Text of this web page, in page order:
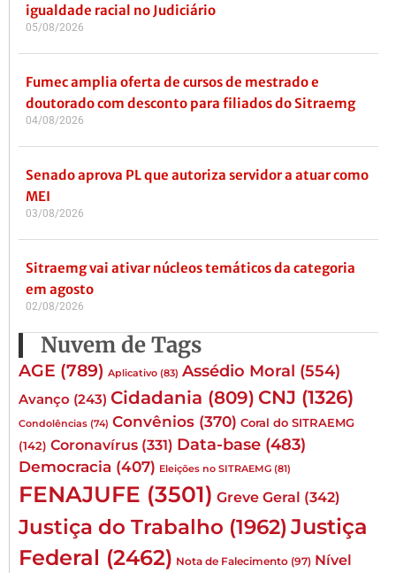
igualdade racial no Judiciário
05/08/2026
Fumec amplia oferta de cursos de mestrado e
doutorado com desconto para filiados do Sitraemg
04/08/2026
Senado aprova PL que autoriza servidor a atuar como
MEI
03/08/2026
Sitraemg vai ativar núcleos temáticos da categoria
em agosto
02/08/2026
Nuvem de Tags
AGE (789) Aplicativo (83) Assédio Moral (554)
Avanço (243) Cidadania (809) CNJ (1326)
Condolências (74) Convênios (370) Coral do SITRAEMG
(142) Coronavírus (331) Data-base (483)
Democracia (407) Eleições no SITRAEMG (81)
FENAJUFE (3501) Greve Geral (342)
Justiça do Trabalho (1962) Justiça
Federal (2462) Nota de Falecimento (97) Nível